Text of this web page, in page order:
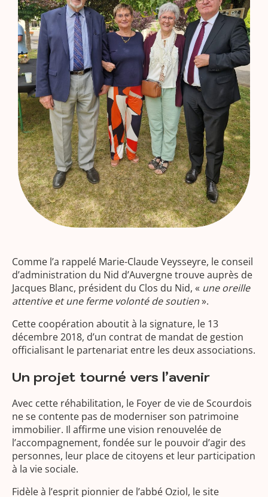
Comme l’a rappelé Marie-Claude Veysseyre, le conseil
d’administration du Nid d’Auvergne trouve auprès de
Jacques Blanc, président du Clos du Nid, « une oreille
attentive et une ferme volonté de soutien».
Cette coopération aboutit à la signature, le 13
décembre 2018, d’un contrat de mandat de gestion
officialisant le partenariat entre les deux associations.
Un projet tourné vers l’avenir
Avec cette réhabilitation, le Foyer de vie de Scourdois
ne se contente pas de moderniser son patrimoine
immobilier. Il affirme une vision renouvelée de
l’accompagnement, fondée sur le pouvoir d’agir des
personnes, leur place de citoyens et leur participation
à la vie sociale.
Fidèle à l’esprit pionnier de l’abbé Oziol, le site